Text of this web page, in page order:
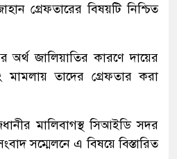
গ্রেফতারের বিষয়টি নিশ্চিত
অর্থ জালিয়াতির কারণে দায়ের
মামলায় তাদের গ্রেফতার করা
মালিবাগস্থ সিআইডি সদর
সম্মেলনে এ বিষয়ে বিস্তারিত